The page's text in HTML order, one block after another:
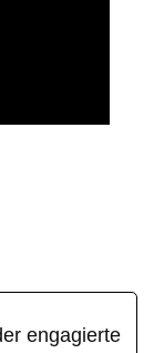
engagierte